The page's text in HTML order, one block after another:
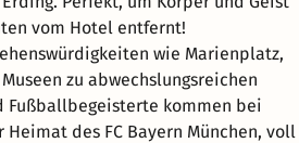
vom Hotel entfernt!
wie Marienplatz,
zu abwechslungsreichen
Fußballbegeisterte kommen bei
des FC Bayern München, voll